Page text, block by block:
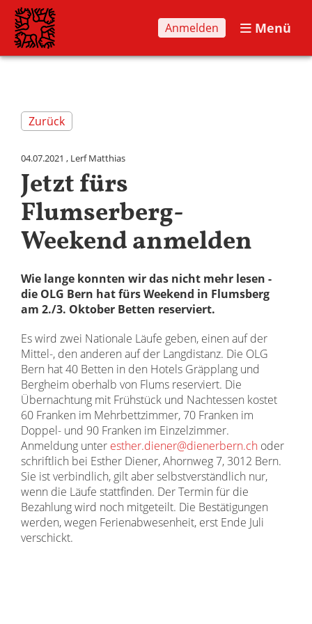
Anmelden Menü
Zurück
04.07.2021 , Lerf Matthias
Jetzt fürs
Flumserberg-
Weekend anmelden
Wie lange konnten wir das nicht mehr lesen -
die OLG Bern hat fürs Weekend in Flumsberg
am 2./3. Oktober Betten reserviert.
Es wird zwei Nationale Läufe geben, einen auf der
Mittel-, den anderen auf der Langdistanz. Die OLG
Bern hat 40 Betten in den Hotels Gräpplang und
Bergheim oberhalb von Flums reserviert. Die
Übernachtung mit Frühstück und Nachtessen kostet
60 Franken im Mehrbettzimmer, 70 Franken im
Doppel- und 90 Franken im Einzelzimmer.
Anmeldung unter esther.diener@dienerbern.ch oder
schriftlich bei Esther Diener, Ahornweg 7, 3012 Bern.
Sie ist verbindlich, gilt aber selbstverständlich nur,
wenn die Läufe stattfinden. Der Termin für die
Bezahlung wird noch mitgeteilt. Die Bestätigungen
werden, wegen Ferienabwesenheit, erst Ende Juli
verschickt.